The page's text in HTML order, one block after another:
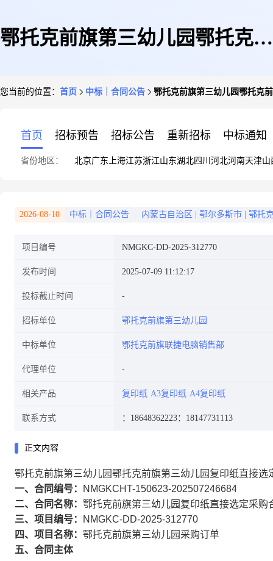
鄂托克前旗第三幼儿园鄂托克前
您当前的位置： 首页 中标｜合同公告 鄂托克前旗第三幼儿园鄂托克
首页 招标预告 招标公告 重新招标 中标通知
省份地区： 北京广东 上海江苏浙江山东湖北四川 河北河南天津山
2026-08-10 中标｜合同公告 内蒙古自治区 鄂尔多斯市 鄂托
项目编号 NMGKC-DD-2025-312770
发布时间 2025-07-09 11:12:17
投标截止时间
招标单位 鄂托克前旗第三幼儿园
中标单位 鄂托克前旗联捷电脑销售部
代理单位
相关产品 复印纸 A3复印纸 A4复印纸
联系方式 ：18648362223：18147731113
正文内容
鄂托克前旗第三幼儿园鄂托克前旗第三幼儿园复印纸直接选
一、合同编号：
NMGKCHT-150623-202507246684
二、合同名称： 鄂托克前旗第三幼儿园复印纸直接选定采购
三、项目编号：
NMGKC-DD-2025-312770
四、项目名称： 鄂托克前旗第三幼儿园采购订单
五、合同主体